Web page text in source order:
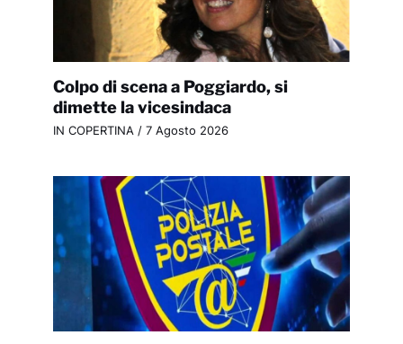
Colpo di scena a Poggiardo, si
dimette la vicesindaca
IN COPERTINA/ 7 Agosto 2026